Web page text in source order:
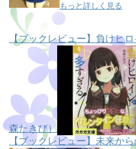
もっと詳しく見る
【ブックレビュー】負けヒ
森たきび）
【ブックレビュー】未来か